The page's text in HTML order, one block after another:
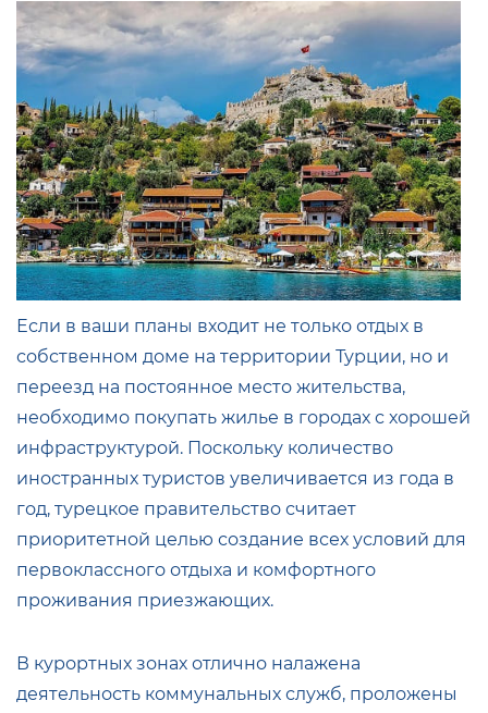
Если в ваши планы входит не только отдых в
собственном доме на территории Турции, но и
переезд на постоянное место жительства,
необходимо покупать жилье в городах с хорошей
инфраструктурой. Поскольку количество
иностранных туристов увеличивается из года в
год, турецкое правительство считает
приоритетной целью создание всех условий для
первоклассного отдыха и комфортного
проживания приезжающих.
В курортных зонах отлично налажена
деятельность коммунальных служб, проложены